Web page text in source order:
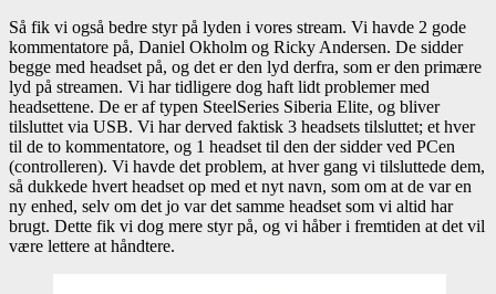
Så fik vi også bedre styr på lyden i vores stream. Vi havde 2 gode
kommentatore på, Daniel Okholm og Ricky Andersen. De sidder
begge med headset på, og det er den lyd derfra, som er den primære
lyd på streamen. Vi har tidligere dog haft lidt problemer med
headsettene. De er af typen SteelSeries Siberia Elite, og bliver
tilsluttet via USB. Vi har derved faktisk 3 headsets tilsluttet; et hver
til de to kommentatore, og 1 headset til den der sidder ved PCen
(controlleren). Vi havde det problem, at hver gang vi tilsluttede dem,
så dukkede hvert headset op med et nyt navn, som om at de var en
ny enhed, selv om det jo var det samme headset som vi altid har
brugt. Dette fik vi dog mere styr på, og vi håber i fremtiden at det vil
være lettere at håndtere.